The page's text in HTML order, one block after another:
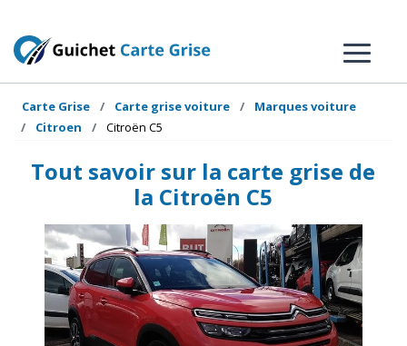
Carte Grise Carte grise voiture
Marques voiture
Citroen
Citroën C5
Tout savoir sur la carte grise de
la Citroën C5